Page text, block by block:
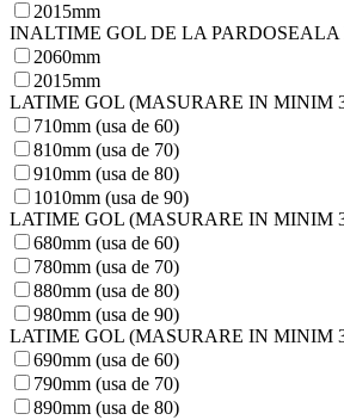
2015mm
INALTIME GOL DE LA PARDOSEALA
2060mm
2015mm
LATIME GOL (MASURARE IN MINIM
710mm (usa de 60)
810mm (usa de 70)
910mm (usa de 80)
1010mm (usa de 90)
LATIME GOL (MASURARE IN MINIM
680mm (usa de 60)
780mm (usa de 70)
880mm (usa de 80)
980mm (usa de 90)
LATIME GOL (MASURARE IN MINIM
690mm (usa de 60)
790mm (usa de 70)
890mm (usa de 80)